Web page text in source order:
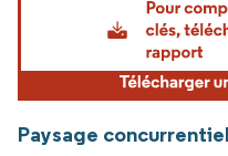
Paysage concurrentiel